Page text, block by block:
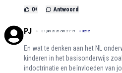
0+ Antwoord
PJ 01 juni 2026 om 21:19 + 3212
En wat te denken aan het NL
kinderen in het basisonderwijs
indoctrinatie en beïnvloeden van